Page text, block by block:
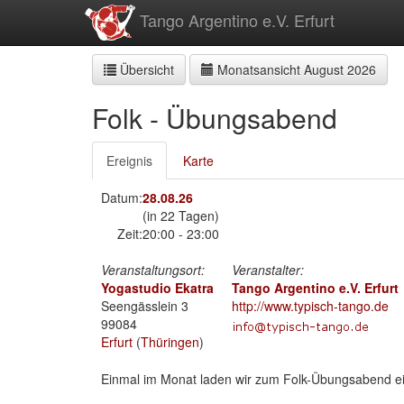
Tango Argentino e.V. Erfurt
Übersicht Monatsansicht August 2026
Folk - Übungsabend
Ereignis Karte
Datum:28.08.26
(in 22 Tagen)
Zeit:20:00 - 23:00
Veranstaltungsort:
Yogastudio Ekatra
Seengässlein 3
99084
Erfurt (Thüringen)
Veranstalter:
Tango Argentino e.V. Erfurt
http://www.typisch-tango.de
Einmal im Monat laden wir zum Folk-Übungsabend